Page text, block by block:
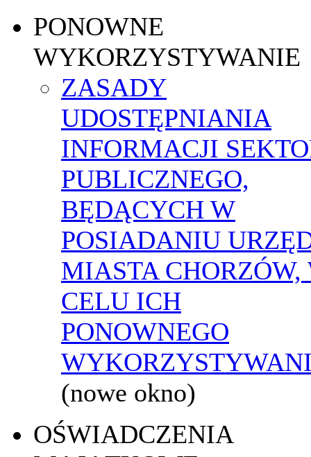
PONOWNE
WYKORZYSTYWANIE
ZASADY
UDOSTĘPNIANIA
INFORMACJI
PUBLICZNEGO,
BĘDĄCYCH W
POSIADANIU
MIASTA CHORZÓW,
CELU ICH
PONOWNEGO
(nowe okno)
OŚWIADCZENIA